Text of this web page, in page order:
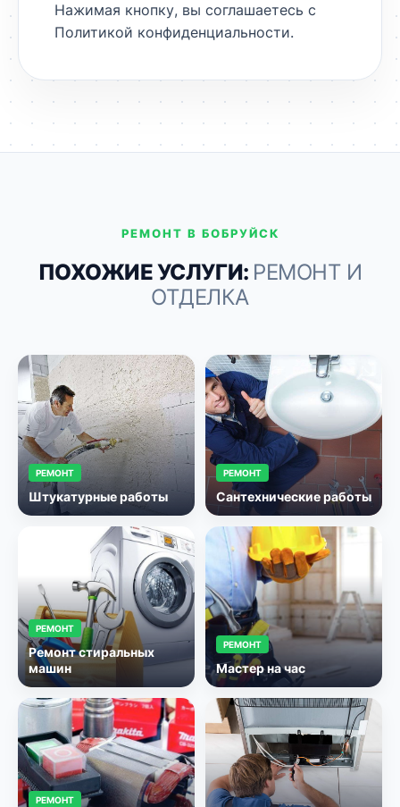
Нажимая кнопку, вы соглашаетесь с
Политикой конфиденциальности.
РЕМОНТ В БОБРУЙСК
ПОХОЖИЕ УСЛУГИ: РЕМОНТ И
ОТДЕЛКА
РЕМОНТ
Штукатурные работы
РЕМОНТ
Сантехнические работы
РЕМОНТ
Ремонт стиральных
машин
РЕМОНТ
Мастер на час
РЕМОНТ